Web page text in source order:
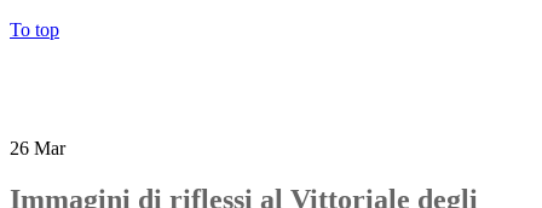
To top
26 Mar
Immagini di riflessi al Vittoriale degli